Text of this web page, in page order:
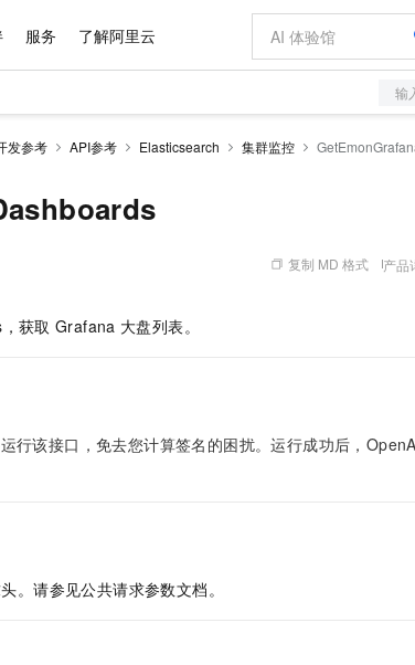
服务 了解阿里云
输
发参考 API参考 Elasticsearch 集群监控
复制 MD 格式 产品
获取 Grafana 大盘列表。
行该接口，免去您计算签名的困扰。运行成功后，
。请参见公共请求参数文档。
大模型服务
Kimi-K3
旗舰 MoE 大模型，百万上下文与顶尖推理能力 图生视频，流畅自然
AI 应用构建
一站式AI开发、训练和推理服务
容器服务 Kubernetes 版 ACK 云防火墙
一键购买专属联机服
AI 特惠
Qwen3.8-Max 首发尝鲜，限时加量 10 倍，夜间低至2折
万小智 AI 建站低至 15元/月
AI 场景体验
从图文生成到视频创
0 代码专业建站，
AI 短剧/漫剧
价格计算器
自助选配和估算价格
价格优势
配置报价器
数据与 API
手机三要素
OCR 文字识别
快递物流查询
CRM
基础软件
WordPress
成为产品伙伴
产品生态伙伴
产品伙伴合作
成为服务伙伴
企业增值服务
专家技术服务
阿里云认证
最佳实践
云上奥运之旅
看见新力量
市场活动
高校合作